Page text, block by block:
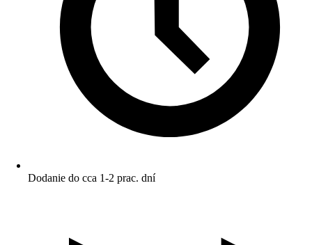
Dodanie do cca 1-2 prac. dní